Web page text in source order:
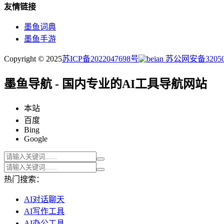
友情链接
墨鱼词典
墨鱼手游
Copyright © 2025苏ICP备2022047698号 苏公网安备
墨鱼导航 - 国内专业的AI工具导航网站
本站
百度
Bing
Google
热门搜索：
AI对话聊天
AI写作工具